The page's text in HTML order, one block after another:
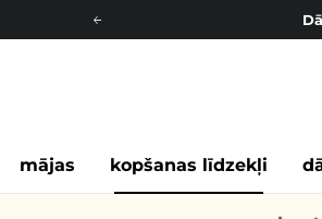
mājas kopšanas līdzekļi